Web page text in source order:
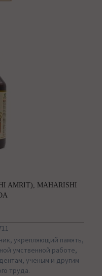
AMRIT), MAHARISHI
укрепляющий память,
умственной работе,
ученым и другим
труда.